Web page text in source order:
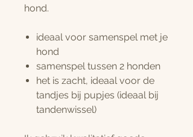
hond.
ideaal voor samenspel met je
hond
samenspel tussen 2 honden
het is zacht, ideaal voor de
tandjes bij pupjes (ideaal bij
tandenwissel)